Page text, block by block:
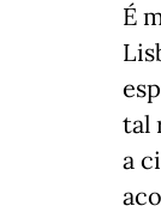
É
tal
a